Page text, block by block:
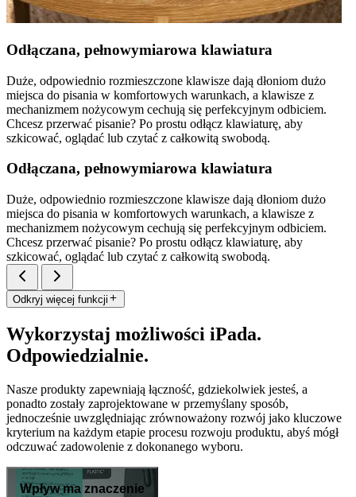
Odłączana, pełnowymiarowa klawiatura
Duże, odpowiednio rozmieszczone klawisze dają dłoniom dużo
miejsca do pisania w komfortowych warunkach, a klawisze z
mechanizmem nożycowym cechują się perfekcyjnym odbiciem.
Chcesz przerwać pisanie? Po prostu odłącz klawiaturę, aby
szkicować, oglądać lub czytać z całkowitą swobodą.
Odłączana, pełnowymiarowa klawiatura
Duże, odpowiednio rozmieszczone klawisze dają dłoniom dużo
miejsca do pisania w komfortowych warunkach, a klawisze z
mechanizmem nożycowym cechują się perfekcyjnym odbiciem.
Chcesz przerwać pisanie? Po prostu odłącz klawiaturę, aby
szkicować, oglądać lub czytać z całkowitą swobodą.
Odkryj więcej funkcji
Wykorzystaj możliwości iPada.
Odpowiedzialnie.
Nasze produkty zapewniają łączność, gdziekolwiek jesteś, a
ponadto zostały zaprojektowane w przemyślany sposób,
jednocześnie uwzględniając zrównoważony rozwój jako kluczowe
kryterium na każdym etapie procesu rozwoju produktu, abyś mógł
odczuwać zadowolenie z dokonanego wyboru.
Wpływ ma znaczenie